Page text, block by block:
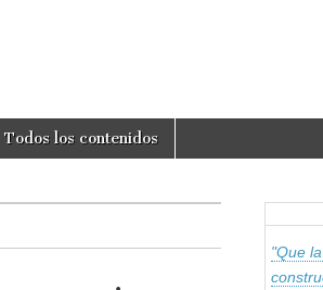
Todos los contenidos
"Que